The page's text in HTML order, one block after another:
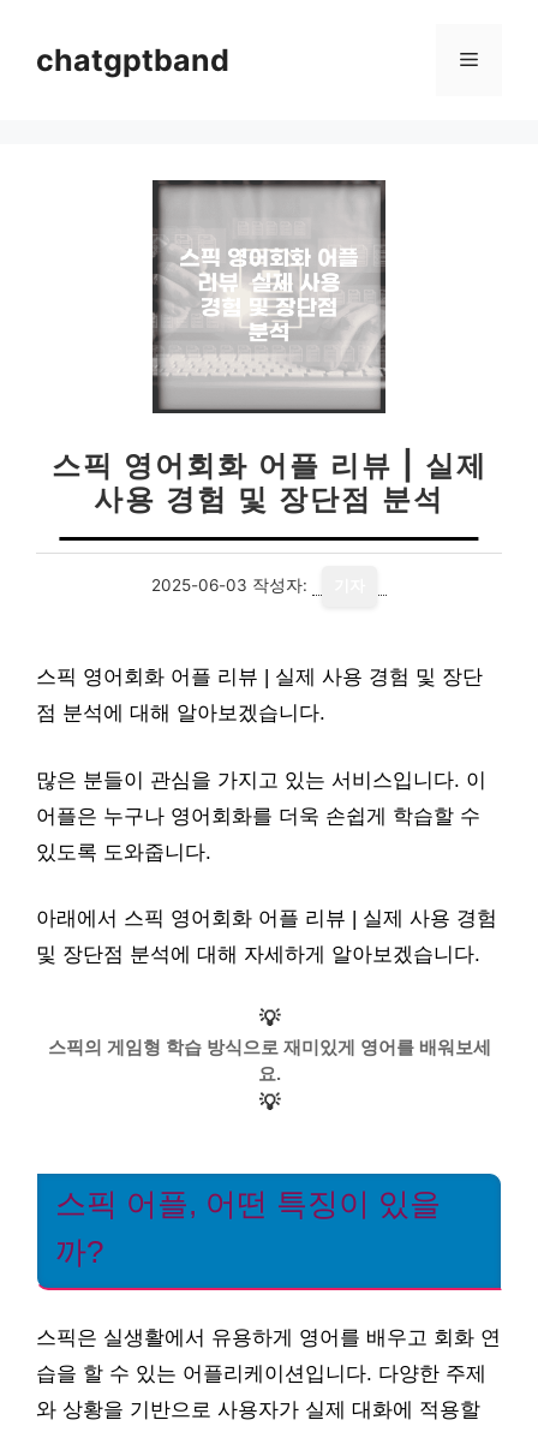
chatgptband 메
스픽 영어회화 어플 리뷰 | 실제
사용 경험 및 장단점 분석
2025-06-03 작성자:
스픽 영어회화 어플 리뷰 | 실제 사용 경험 및 장단
점 분석에 대해 알아보겠습니다.
많은 분들이 관심을 가지고 있는 서비스입니다. 이
어플은 누구나 영어회화를 더욱 손쉽게 학습할 수
있도록 도와줍니다.
아래에서 스픽 영어회화 어플 리뷰 | 실제 사용 경험
및 장단점 분석에 대해 자세하게 알아보겠습니다.
💡
스픽의 게임형 학습 방식으로 재미있게 영어를 배워보세
요.
💡
스픽 어플, 어떤 특징이 있을
까?
스픽은 실생활에서 유용하게 영어를 배우고 회화 연
습을 할 수 있는 어플리케이션입니다. 다양한 주제
와 상황을 기반으로 사용자가 실제 대화에 적용할